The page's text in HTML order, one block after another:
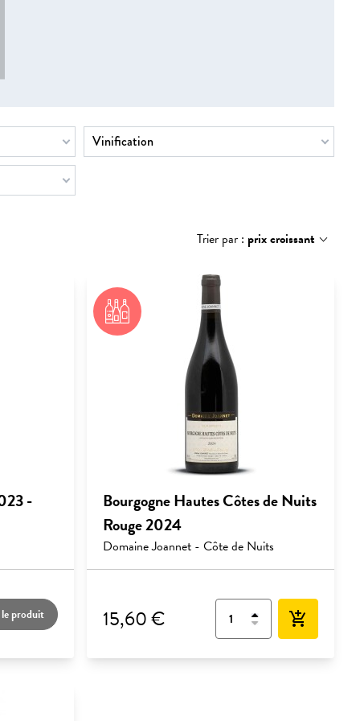
Vinification
Trier par : prix croissant
-
produit
Bourgogne Hautes Côtes de Nuits
Rouge 2024
Domaine Joannet - Côte de Nuits
15,60 € add_shopping_cart